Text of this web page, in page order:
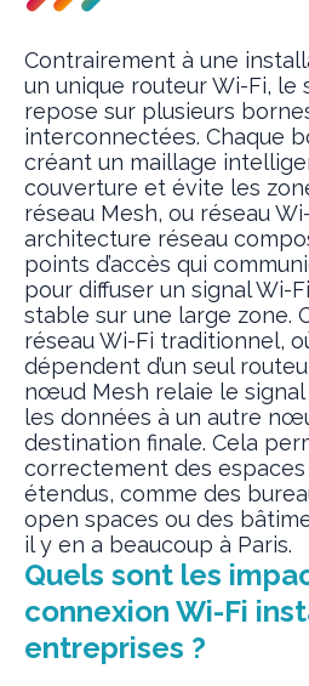
Contrairement à une
un unique routeur Wi-Fi, le
repose sur plusieurs
interconnectées. Chaque
créant un maillage
couverture et évite les
réseau Mesh, ou réseau
architecture réseau
points d’accès qui
pour diffuser un signal Wi-
stable sur une large zone.
réseau Wi-Fi traditionnel,
dépendent d’un seul
nœud Mesh relaie le
les données à un autre
destination finale. Cela
correctement des
étendus, comme des
open spaces ou des
il y en a beaucoup à Paris.
Quels sont les
connexion Wi-Fi
entreprises ?